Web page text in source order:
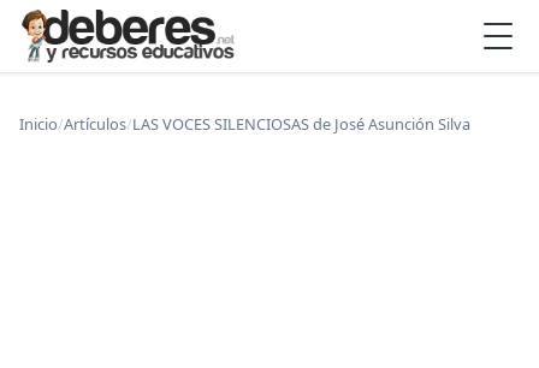
Inicio/Artículos/LAS VOCES SILENCIOSAS de José Asunción Silva